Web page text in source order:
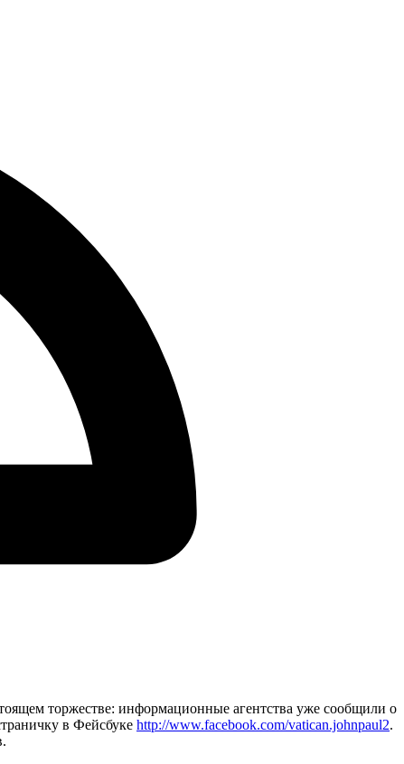
торжестве: информационные агентства уже сообщили о
в Фейсбуке http://www.facebook.com/vatican.johnpaul2.